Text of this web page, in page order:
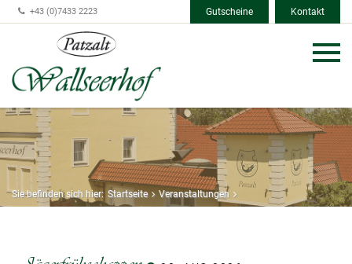
+43 (0)7433 2223 Gutscheine Kontakt
Sie befinden sich hier: Startseite Veranstaltungen